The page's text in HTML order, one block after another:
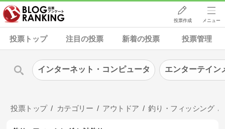
投票作成 メニュー
投票トップ 注目の投票 新着の投票 投票管理
投票トップ カテゴリー アウトドア 釣り・フィッシング
インターネット・コンピュータ エンターテイン